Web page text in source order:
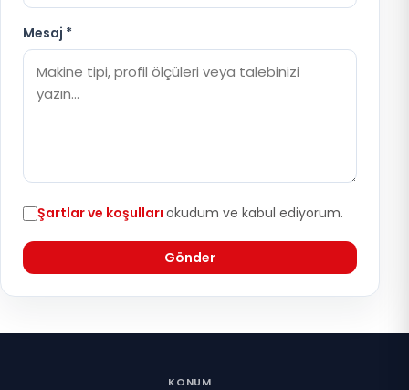
Mesaj *
Şartlar ve koşulları okudum ve kabul ediyorum.
Gönder
KONUM